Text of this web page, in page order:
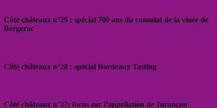
Côté châteaux n°29 : spécial 700 ans du consulat de la vinée de
Bergerac
Côté châteaux n°28 : spécial Bordeaux Tasting
Côté châteaux n°27: focus sur l’appellation de Jurançon